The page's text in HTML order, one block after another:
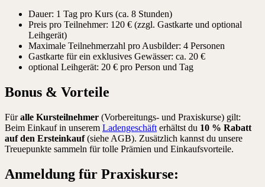
Dauer: 1 Tag pro Kurs (ca. 8 Stunden)
Preis pro Teilnehmer: 120 € (zzgl. Gastkarte und optional
Leihgerät)
Maximale Teilnehmerzahl pro Ausbilder: 4 Personen
Gastkarte für ein exklusives Gewässer: ca. 20 €
optional Leihgerät: 20 € pro Person und Tag
Bonus & Vorteile
Füralle Kursteilnehmer (Vorbereitungs- und Praxiskurse) gilt:
Beim Einkauf in unserem Ladengeschäft erhältst du 10 % Rabatt
auf den Ersteinkauf(siehe AGB). Zusätzlich kannst du unsere
Treuepunkte sammeln für tolle Prämien und Einkaufsvorteile.
Anmeldung für Praxiskurse: